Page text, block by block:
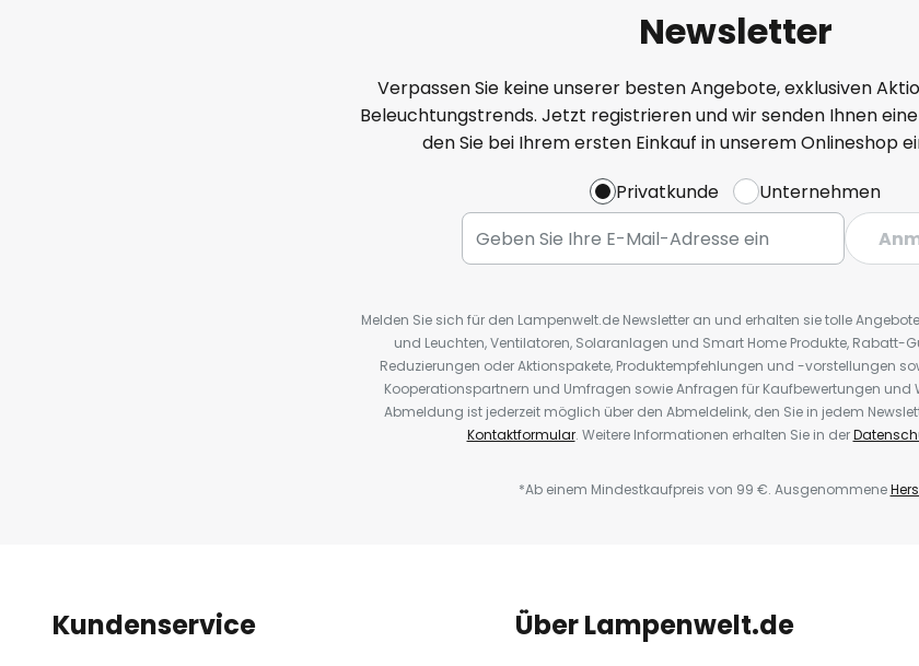
Newsletter
Verpassen Sie keine unserer besten Angebote, exklusiven
Beleuchtungstrends. Jetzt registrieren und wir senden Ihnen
den Sie bei Ihrem ersten Einkauf in unserem Onlineshop
Privatkunde
Unternehmen
Melden Sie sich für den Lampenwelt.de Newsletter an und erhalten sie tolle
und Leuchten, Ventilatoren, Solaranlagen und Smart Home Produkte, Rabatt-
Reduzierungen oder Aktionspakete, Produktempfehlungen und -vorstellungen
Kooperationspartnern und Umfragen sowie Anfragen für Kaufbewertungen und
Abmeldung ist jederzeit möglich über den Abmeldelink, den Sie in jedem
Kontaktformular. Weitere Informationen erhalten Sie in der
*Ab einem Mindestkaufpreis von 99 €. Ausgenommene
Kundenservice Über Lampenwelt.de